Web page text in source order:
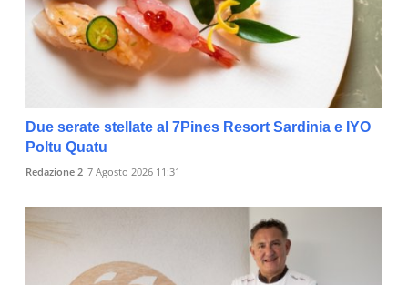
Due serate stellate al 7Pines Resort Sardinia e IYO
Poltu Quatu
Redazione 2 7 Agosto 2026 11:31